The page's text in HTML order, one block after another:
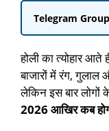
Telegram Group
होली का त्योहार आते
बाजारों में रंग, गुलाल
लेकिन इस बार
2026 आखिर कब